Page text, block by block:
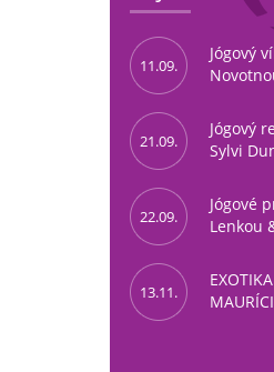
11.09.
Jógový
21.09.
Jógový
Sylvi
22.09.
Jógové
Lenkou
13.11.